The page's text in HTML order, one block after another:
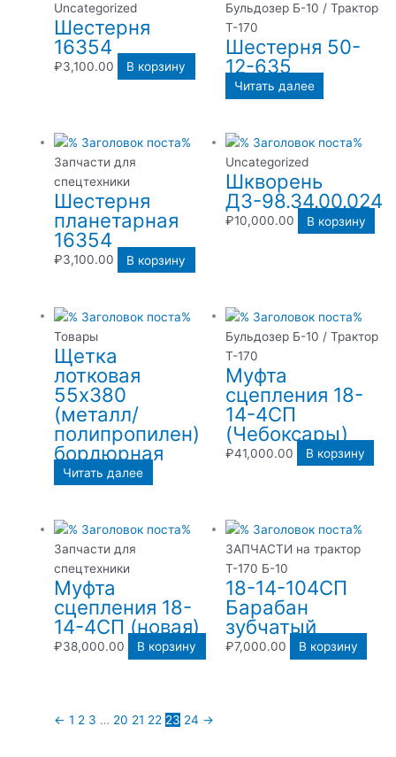
Uncategorized
Шестерня
16354
₽3,100.00 В корзину
Бульдозер Б-10 / Трактор
Т-170
Шестерня 50-
12-635
Читать далее
Запчасти для
спецтехники
Шестерня
планетарная
16354
₽3,100.00 В корзину
Uncategorized
Шкворень
ДЗ-98.34.00.024
₽10,000.00 В корзину
Товары
Щетка
лотковая
55х380
(металл/
полипропилен)
бордюрная
Читать далее
Бульдозер Б-10 / Трактор
Т-170
Муфта
сцепления 18-
14-4СП
(Чебоксары)
₽41,000.00 В корзину
Запчасти для
спецтехники
Муфта
сцепления 18-
14-4СП (новая)
₽38,000.00 В корзину
ЗАПЧАСТИ на трактор
Т-170 Б-10
18-14-104СП
Барабан
зубчатый
₽7,000.00 В корзину
← 1 2 3 … 20 21 22 23 24 →